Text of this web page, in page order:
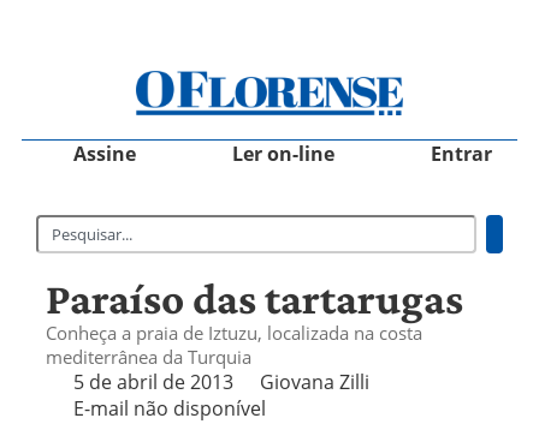
Assine Ler on-line Entrar
Paraíso das tartarugas
Conheça a praia de Iztuzu, localizada na costa
mediterrânea da Turquia
5 de abril de 2013
Giovana Zilli
E-mail não disponível